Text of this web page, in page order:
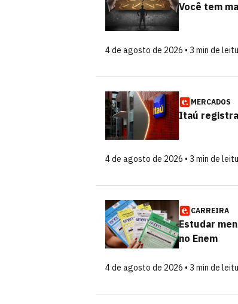
Você tem
4 de agosto de 2026 • 3 min de
MERCADOS
Itaú
4 de agosto de 2026 • 3 min de
CARREIRA
Estudar
no Enem
4 de agosto de 2026 • 3 min de